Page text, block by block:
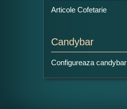
Articole Cofetarie
Candybar
Configureaza candybar